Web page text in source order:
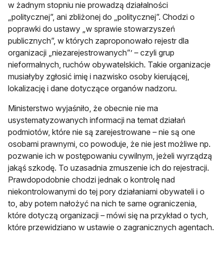
w żadnym stopniu nie prowadzą działalności
„politycznej”, ani zbliżonej do „politycznej”. Chodzi o
poprawki do ustawy „w sprawie stowarzyszeń
publicznych”, w których zaproponowało rejestr dla
organizacji „niezarejestrowanych”’ – czyli grup
nieformalnych, ruchów obywatelskich. Takie organizacje
musiałyby zgłosić imię i nazwisko osoby kierującej,
lokalizację i dane dotyczące organów nadzoru.
Ministerstwo wyjaśniło, że obecnie nie ma
usystematyzowanych informacji na temat działań
podmiotów, które nie są zarejestrowane – nie są one
osobami prawnymi, co powoduje, że nie jest możliwe np.
pozwanie ich w postępowaniu cywilnym, jeżeli wyrządzą
jakąś szkodę. To uzasadnia zmuszenie ich do rejestracji.
Prawdopodobnie chodzi jednak o kontrolę nad
niekontrolowanymi do tej pory działaniami obywateli i o
to, aby potem nałożyć na nich te same ograniczenia,
które dotyczą organizacji – mówi się na przykład o tych,
które przewidziano w ustawie o zagranicznych agentach.